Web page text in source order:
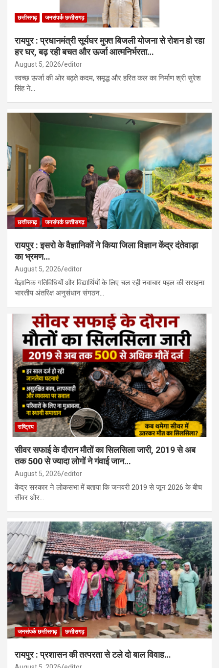
छत्तीसगढ़ जनसंपर्क छत्तीसगढ़
रायपुर : प्रधानमंत्री सूर्यघर मुफ्त बिजली योजना से रोशन हो रहा
हर घर, बढ़ रही बचत और ऊर्जा आत्मनिर्भरता…
August 5, 2026 editor
स्वच्छ ऊर्जा की ओर बढ़ते कदम, समृद्ध और हरित कल का निर्माण श्री सुरेश
सिंह ने…
छत्तीसगढ़ जनसंपर्क छत्तीसगढ़
रायपुर : इसरो के वैज्ञानिकों ने किया जिला विज्ञान केंद्र दंतेवाड़ा
का भ्रमण…
August 5, 2026 editor
वैज्ञानिक गतिविधियों और विद्यार्थियों के लिए चल रही नवाचार पहल की सराहना
भारतीय अंतरिक्ष अनुसंधान संगठन…
राष्ट्रिय
सीवर सफाई के दौरान मौतों का सिलसिला जारी, 2019 से अब
तक 500 से ज्यादा लोगों ने गंवाई जान…
August 5, 2026 editor
केंद्र सरकार ने लोकसभा में बताया कि जनवरी 2019 से जून 2026 के बीच
सीवर और…
जनसंपर्क छत्तीसगढ़ छत्तीसगढ़
रायपुर : प्रशासन की तत्परता से टले दो बाल विवाह…